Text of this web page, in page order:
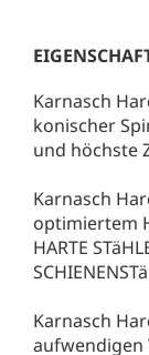
Karnasch
konischer
und höchste
Karnasch
optimiertem
HARTE
Karnasch
aufwendigen